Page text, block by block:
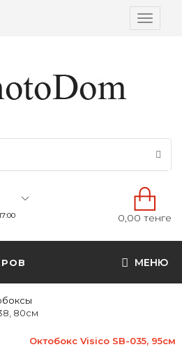
Вкл/
0,00 тенге
МЕНЮ
80см
Октобокс Visico SB-035, 95см